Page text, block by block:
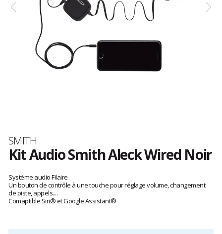
Marque
SMITH
Kit Audio Smith Aleck Wired Noir
avis
clients
Système audio Filaire
Un bouton de contrôle à une touche pour réglage volume, changement
de piste, appels....
Comaptible Siri® et Google Assistant®